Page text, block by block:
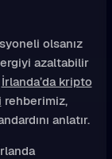
olsanız
azaltabilir
İrlanda’da kripto
rehberimiz,
anlatır.